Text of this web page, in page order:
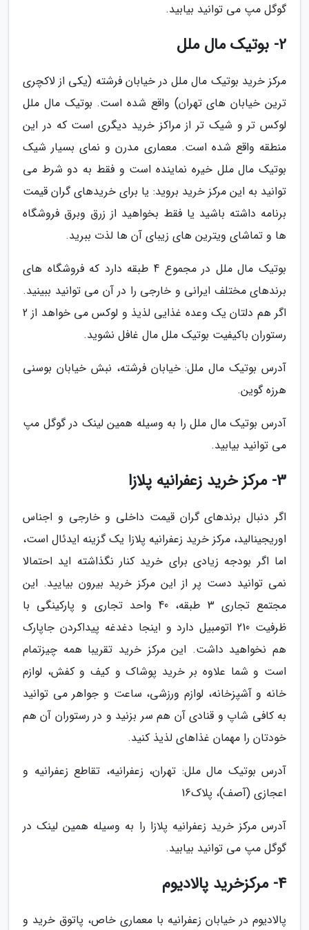
گوگل مپ می توانید بیابید.
2- بوتیک مال ملل
مرکز خرید بوتیک مال ملل در خیابان فرشته (یکی از لاکچری
ترین خیابان های تهران) واقع شده است. بوتیک مال ملل
لوکس تر و شیک تر از مراکز خرید دیگری است که در این
منطقه واقع شده است. معماری مدرن و نمای بسیار شیک
بوتیک مال ملل خیره نماینده است و فقط به دو شرط می
توانید به این مرکز خرید بروید: یا برای خریدهای گران قیمت
برنامه داشته باشید یا فقط بخواهید از زرق وبرق فروشگاه
ها و تماشای ویترین های زیبای آن ها لذت ببرید.
بوتیک مال ملل در مجموع 4 طبقه دارد که فروشگاه های
برندهای مختلف ایرانی و خارجی را در آن می توانید ببینید.
اگر هم دلتان یک وعده غذایی لذیذ و لوکس می خواهد از 2
رستوران باکیفیت بوتیک ملل مال غافل نشوید.
آدرس بوتیک مال ملل: خیابان فرشته، نبش خیابان بوسنی
هرزه گوین.
آدرس بوتیک مال ملل را به وسیله همین لینک در گوگل مپ
می توانید بیابید.
3- مرکز خرید زعفرانیه پلازا
اگر دنبال برندهای گران قیمت داخلی و خارجی و اجناس
اوریجینالید، مرکز خرید زعفرانیه پلازا یک گزینه ایدئال است،
اما اگر بودجه زیادی برای خرید کنار نگذاشته اید احتمالا
نمی توانید دست پر از این مرکز خرید بیرون بیایید. این
مجتمع تجاری 3 طبقه، 40 واحد تجاری و پارکینگی با
ظرفیت 210 اتومبیل دارد و اینجا دغدغه پیداکردن جاپارک
هم نخواهید داشت. این مرکز خرید تقریبا همه چیزتمام
است و شما علاوه بر خرید پوشاک و کیف و کفش، لوازم
خانه و آشپزخانه، لوازم ورزشی، ساعت و جواهر می توانید
به کافی شاپ و قنادی آن هم سر بزنید و در رستوران آن هم
خودتان را مهمان غذاهای لذیذ کنید.
آدرس بوتیک مال ملل: تهران، زعفرانیه، تقاطع زعفرانیه و
اعجازی (آصف)، پلاک16
آدرس مرکز خرید زعفرانیه پلازا را به وسیله همین لینک در
گوگل مپ می توانید بیابید.
4- مرکزخرید پالادیوم
پالادیوم در خیابان زعفرانیه با معماری خاص، پاتوق خرید و